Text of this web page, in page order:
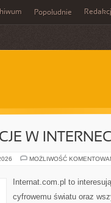
Popołudnie
W
MOŻLIWOŚĆ
Internat.com.pl to
cyfrowemu światu oraz